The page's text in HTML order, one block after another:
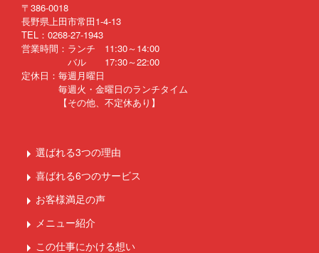
〒386-0018
長野県上田市常田1-4-13
TEL：0268-27-1943
営業時間：ランチ 11:30～14:00
バル 17:30～22:00
定休日：毎週月曜日
毎週火・金曜日のランチタイム
【その他、不定休あり】
選ばれる3つの理由
喜ばれる6つのサービス
お客様満足の声
メニュー紹介
この仕事にかける想い